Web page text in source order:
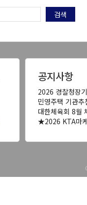
검색
공지사항
2026 경찰청장
민영주택 기관
대한체육회 8월
★2026 KTA마